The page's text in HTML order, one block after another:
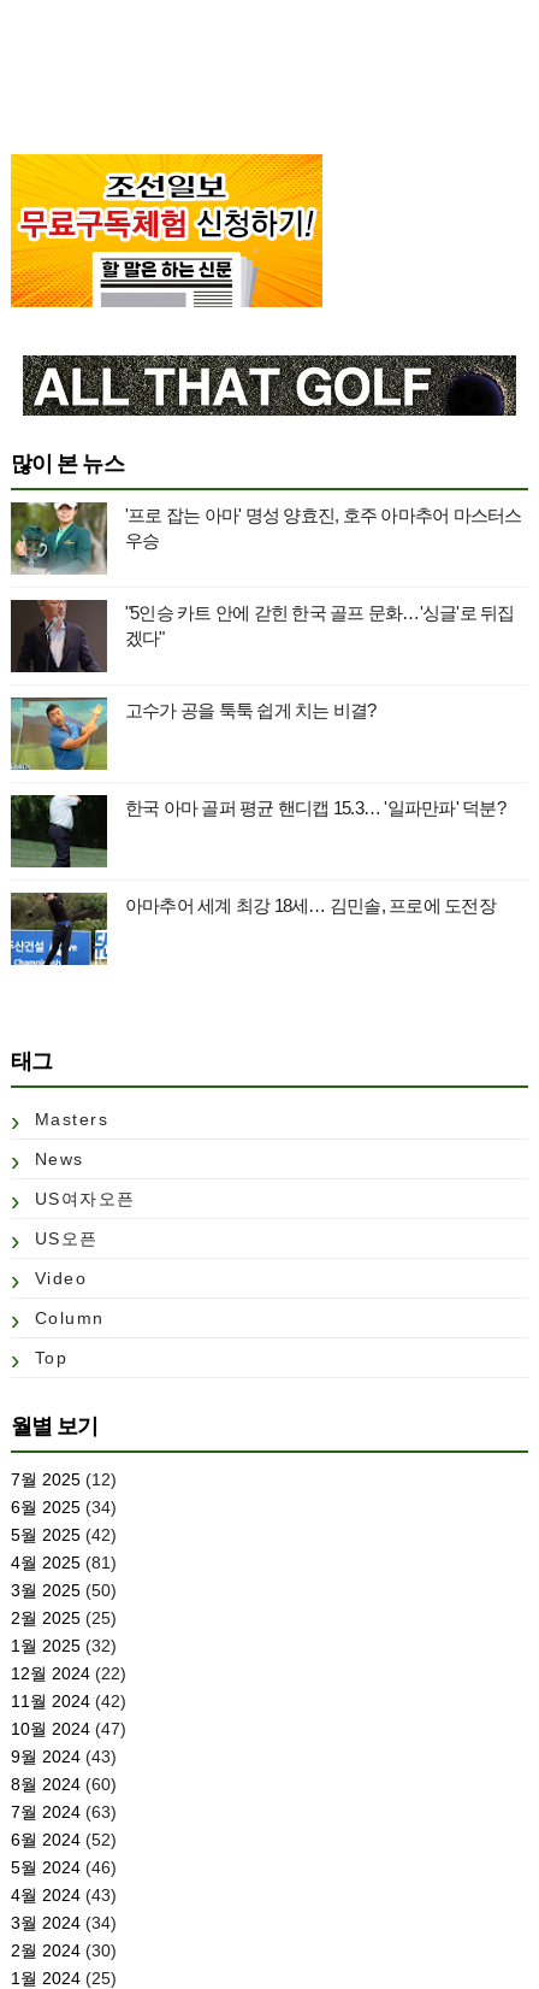
많이 본 뉴스
'프로 잡는 아마' 명성 양효진, 호주 아마추어 마스터스
우승
"5인승 카트 안에 갇힌 한국 골프 문화…'싱글'로 뒤집
겠다"
고수가 공을 툭툭 쉽게 치는 비결?
한국 아마 골퍼 평균 핸디캡 15.3… '일파만파' 덕분?
아마추어 세계 최강 18세… 김민솔, 프로에 도전장
태그
Masters
News
US여자오픈
US오픈
Video
Column
Top
월별 보기
7월 2025(12)
6월 2025(34)
5월 2025(42)
4월 2025(81)
3월 2025(50)
2월 2025(25)
1월 2025(32)
12월 2024(22)
11월 2024(42)
10월 2024(47)
9월 2024(43)
8월 2024(60)
7월 2024(63)
6월 2024(52)
5월 2024(46)
4월 2024(43)
3월 2024(34)
2월 2024(30)
1월 2024(25)